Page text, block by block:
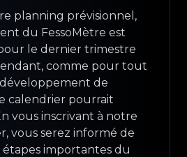
planning prévisionnel,
du FessoMètre est
le dernier trimestre
comme pour tout
de
calendrier pourrait
vous inscrivant à notre
vous serez informé de
importantes du